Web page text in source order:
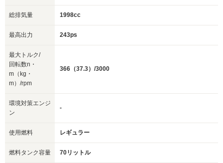
総排気量 1998cc
最高出力 243ps
最大トルク/
回転数n・
m（kg・
m）/rpm
366（37.3）/3000
環境対策エンジ
ン
-
使用燃料 レギュラー
燃料タンク容量 70リットル